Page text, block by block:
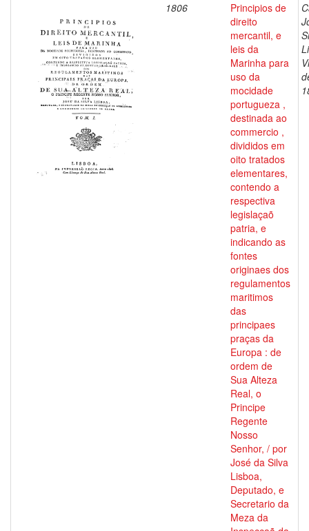
1806
Principios de
direito
mercantil, e
leis da
Marinha para
uso da
mocidade
portugueza ,
destinada ao
commercio ,
divididos em
oito tratados
elementares,
contendo a
respectiva
legislaçaõ
patria, e
indicando as
fontes
originaes dos
regulamentos
maritimos
das
principaes
praças da
Europa : de
ordem de
Sua Alteza
Real, o
Principe
Regente
Nosso
Senhor, / por
José da Silva
Lisboa,
Deputado, e
Secretario da
Meza da